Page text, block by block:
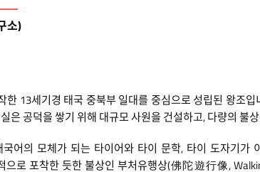
소)
13세기경 태국 중북부 일대를 중심으로 성립된 왕조
공덕을 쌓기 위해 대규모 사원을 건설하고, 다량의 불
어의 모체가 되는 타이어와 타이 문학, 타이 도자기가
으로 포착한 듯한 불상인 부처유행상(佛陀遊行像,